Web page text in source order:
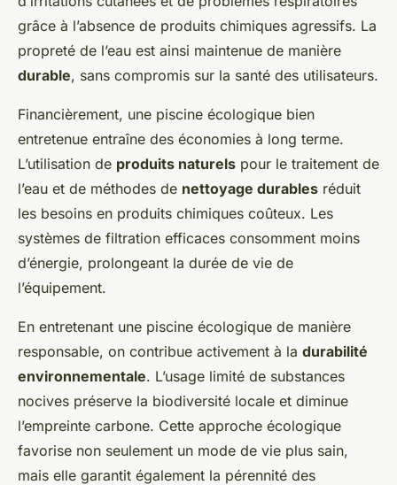
grâce à l’absence de produits chimiques agressifs. La
propreté de l’eau est ainsi maintenue de manière
durable, sans compromis sur la santé des utilisateurs.
Financièrement, une piscine écologique bien
entretenue entraîne des économies à long terme.
L’utilisation de produits naturels pour le traitement de
l’eau et de méthodes de nettoyage durables réduit
les besoins en produits chimiques coûteux. Les
systèmes de filtration efficaces consomment moins
d’énergie, prolongeant la durée de vie de
l’équipement.
En entretenant une piscine écologique de manière
responsable, on contribue activement à la durabilité
environnementale. L’usage limité de substances
nocives préserve la biodiversité locale et diminue
l’empreinte carbone. Cette approche écologique
favorise non seulement un mode de vie plus sain,
mais elle garantit également la pérennité des